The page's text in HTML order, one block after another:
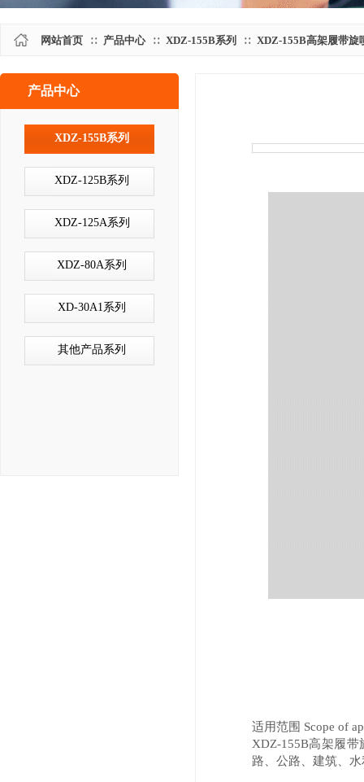
网站首页 ∷ 产品中心 ∷ XDZ-155B系列 ∷ XDZ-155B高架履带旋
适用范围 Scope of
XDZ-155B高架履
路、公路、建筑、
产品中心产品中心
XDZ-155B系列
XDZ-125B系列
XDZ-125A系列
XDZ-80A系列
XD-30A1系列
其他产品系列